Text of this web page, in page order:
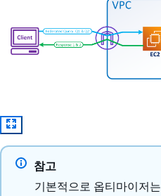
참고
기본적으로 옵티마이저는